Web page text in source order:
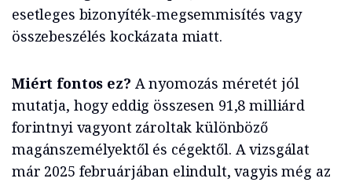
esetleges bizonyíték-megsemmisítés vagy
összebeszélés kockázata miatt.
Miért fontos ez? A nyomozás méretét jól
mutatja, hogy eddig összesen 91,8 milliárd
forintnyi vagyont zároltak különböző
magánszemélyektől és cégektől. A vizsgálat
már 2025 februárjában elindult, vagyis még az